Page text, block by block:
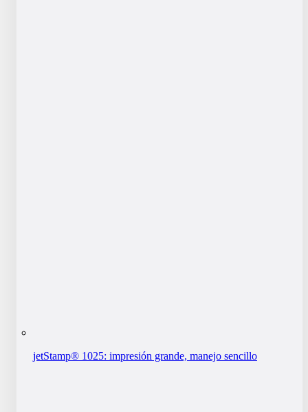
jetStamp® 1025: impresión grande, manejo sencillo